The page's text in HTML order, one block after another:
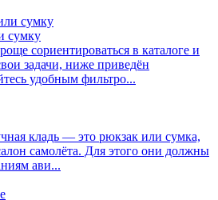
сумку
сориентироваться в каталоге и
задачи, ниже приведён
удобным фильтро...
кладь — это рюкзак или сумка,
самолёта. Для этого они должны
ави...